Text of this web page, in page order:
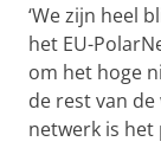
‘We zijn heel
het EU-
om het hoge
de rest van
netwerk is